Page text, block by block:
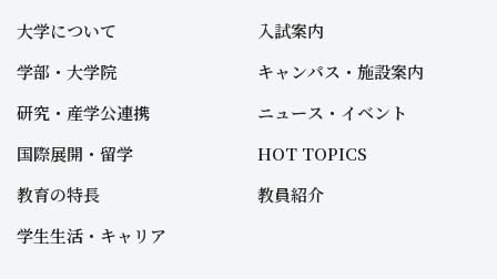
大学について
学部・大学院
研究・産学公連携
国際展開・留学
教育の特長
学生生活・キャリア
入試案内
キャンパス・施設案内
ニュース・イベント
HOT TOPICS
教員紹介